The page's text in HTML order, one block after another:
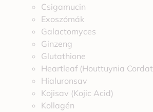
Csigamucin
Exoszómák
Galactomyces
Ginzeng
Glutathione
Heartleaf (Houttuynia
Hialuronsav
Kojisav (Kojic Acid)
Kollagén